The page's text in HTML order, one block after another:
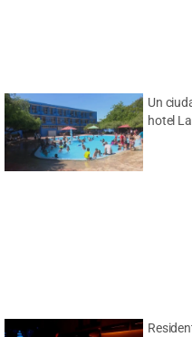
Un
hotel